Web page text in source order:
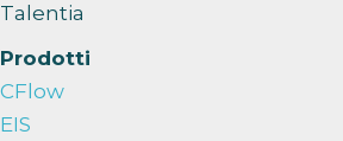
Talentia
Prodotti
CFlow
EIS